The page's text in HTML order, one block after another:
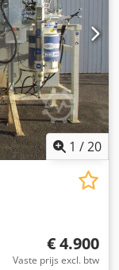
1 /20
€ 4.900
Vaste prijs excl. btw